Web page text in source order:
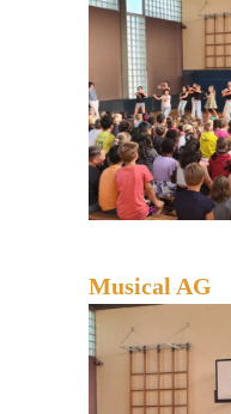
Musical AG